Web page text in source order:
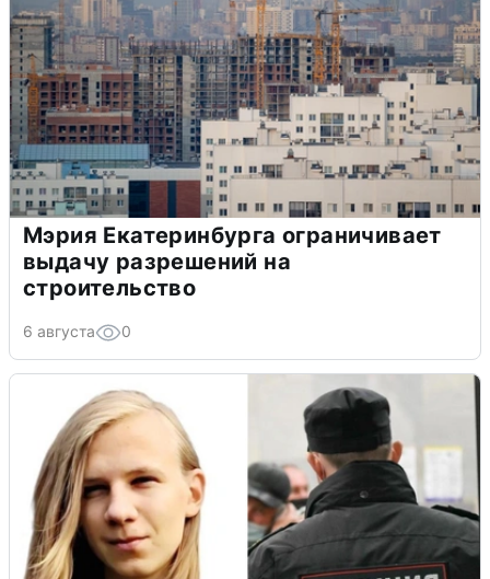
Мэрия Екатеринбурга ограничивает
выдачу разрешений на
строительство
6 августа 0